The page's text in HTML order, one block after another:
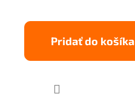
Pridať do košíka